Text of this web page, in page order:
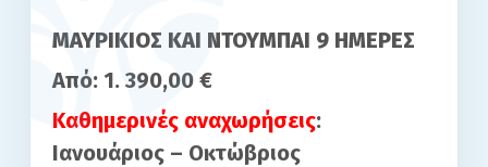
ΜΑΥΡΙΚΙΟΣ KAI ΝΤΟΥΜΠΑΙ 9 ΗΜΕΡΕΣ
Από: 1. 390,00 €
Καθημερινές αναχωρήσεις:
Ιανουάριος – Οκτώβριος